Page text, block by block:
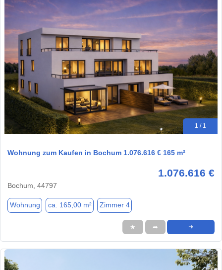
1 / 1
Wohnung zum Kaufen in Bochum 1.076.616 € 165 m²
1.076.616 €
Bochum, 44797
Wohnung ca. 165,00 m² Zimmer 4
★ ➦ ➜